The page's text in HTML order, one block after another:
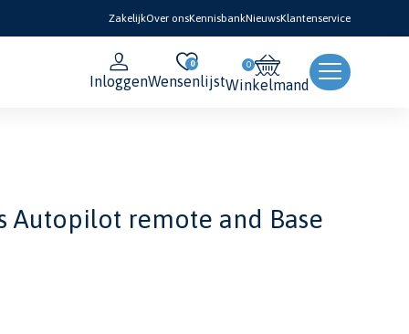
ZakelijkOver onsKennisbankNieuwsKlantenservice
Inloggen
0
WensenlijstWinkelmand
Autopilot remote and Base